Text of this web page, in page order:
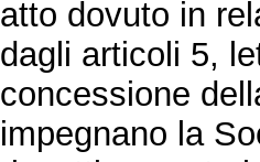
atto dovuto in
dagli articoli 5,
concessione
impegnano la